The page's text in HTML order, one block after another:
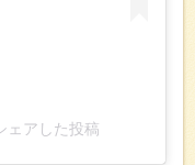
ェアした投稿